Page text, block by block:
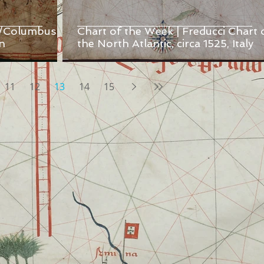
Chart of the Week | Freducci Chart
the North Atlantic, circa 1525, Italy
11 12 13 14 15